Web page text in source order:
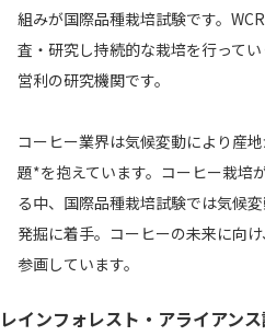
組みが国際品種栽培試験です。
査・研究し持続的な栽培を行って
営利の研究機関です。
コーヒー業界は気候変動により産
題*を抱えています。コーヒー栽培
る中、国際品種栽培試験では気候
発掘に着手。コーヒーの未来に向
参画しています。
レインフォレスト・アライアン